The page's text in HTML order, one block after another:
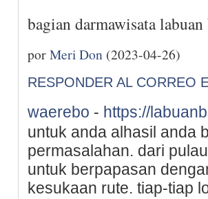
bagian darmawisata
porMeri Don (2023-04-26)
RESPONDER AL CORREO
waerebo - https://
untuk anda alhasіl anda
permasalahan. dari
untuk berpapasan
kesukaan rute. tiap-tiap